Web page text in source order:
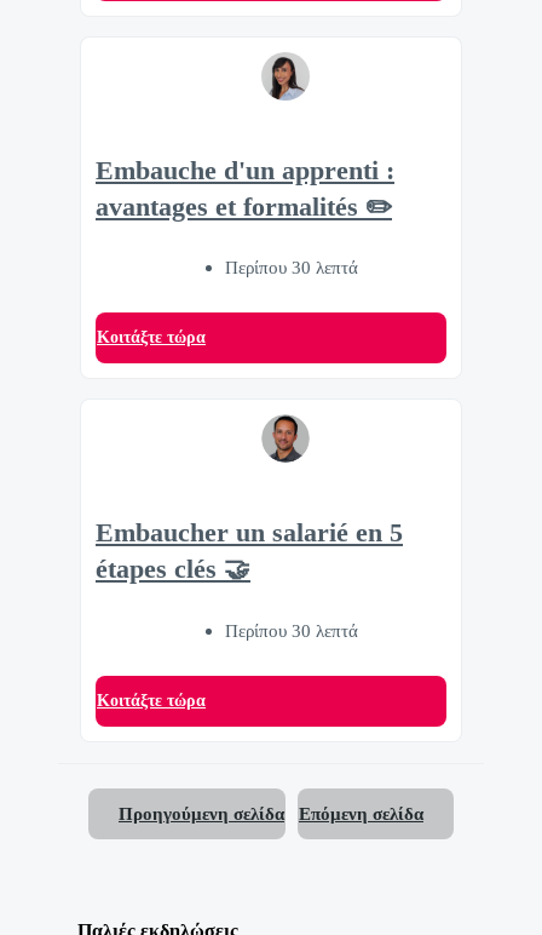
Embauche d'un apprenti :
avantages et formalités ✏️
Περίπου 30 λεπτά
Κοιτάξτε τώρα
Embaucher un salarié en 5
étapes clés 🤝
Περίπου 30 λεπτά
Κοιτάξτε τώρα
Προηγούμενη σελίδα Επόμενη σελίδα
Παλιές εκδηλώσεις